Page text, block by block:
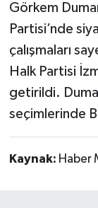
Görkem
Partisi’nde
çalışmaları
Halk Partisi
getirildi.
seçimlerinde
Kaynak: Haber